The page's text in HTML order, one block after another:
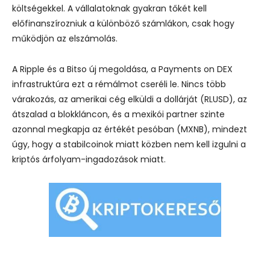
költségekkel. A vállalatoknak gyakran tőkét kell
előfinanszírozniuk a különböző számlákon, csak hogy
működjön az elszámolás.
A Ripple és a Bitso új megoldása, a Payments on DEX
infrastruktúra ezt a rémálmot cseréli le. Nincs több
várakozás, az amerikai cég elküldi a dollárját (RLUSD), az
átszalad a blokkláncon, és a mexikói partner szinte
azonnal megkapja az értékét pesóban (MXNB), mindezt
úgy, hogy a stabilcoinok miatt közben nem kell izgulni a
kriptós árfolyam-ingadozások miatt.